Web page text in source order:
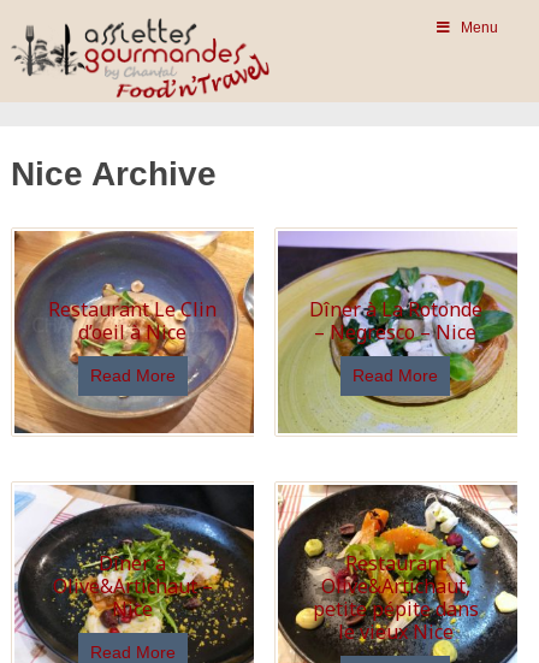
Menu
Nice Archive
Restaurant Le Clin
d’oeil à Nice
Read More
Dîner à La Rotonde
– Negresco – Nice
Read More
Dîner à
Olive&Artichaut –
Nice
Read More
Restaurant
Olive&Artichaut,
petite pépite dans
le vieux Nice